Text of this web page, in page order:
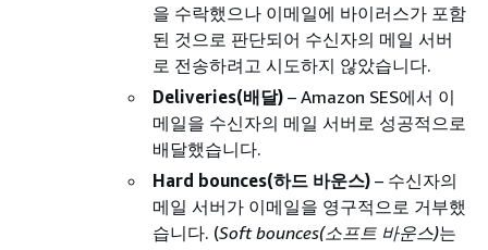
을 수락했으나 이메일에 바이러스가 포함
된 것으로 판단되어 수신자의 메일 서버
로 전송하려고 시도하지 않았습니다.
Deliveries(배달) – Amazon SES에서 이
메일을 수신자의 메일 서버로 성공적으로
배달했습니다.
Hard bounces(하드 바운스) – 수신자의
메일 서버가 이메일을 영구적으로 거부했
습니다. (Soft bounces(소프트 바운스)는